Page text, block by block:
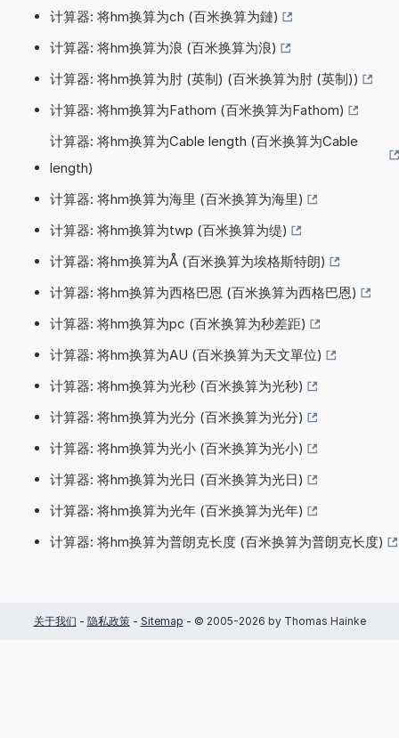
计算器: 将hm换算为ch (百米换算为鏈)
计算器: 将hm换算为浪 (百米换算为浪)
计算器: 将hm换算为肘 (英制) (百米换算为肘 (英制))
计算器: 将hm换算为Fathom (百米换算为Fathom)
计算器: 将hm换算为Cable length (百米换算为Cable
length)
计算器: 将hm换算为海里 (百米换算为海里)
计算器: 将hm换算为twp (百米换算为缇)
计算器: 将hm换算为Å (百米换算为埃格斯特朗)
计算器: 将hm换算为西格巴恩 (百米换算为西格巴恩)
计算器: 将hm换算为pc (百米换算为秒差距)
计算器: 将hm换算为AU (百米换算为天文單位)
计算器: 将hm换算为光秒 (百米换算为光秒)
计算器: 将hm换算为光分 (百米换算为光分)
计算器: 将hm换算为光小 (百米换算为光小)
计算器: 将hm换算为光日 (百米换算为光日)
计算器: 将hm换算为光年 (百米换算为光年)
计算器: 将hm换算为普朗克长度 (百米换算为普朗克长度)
关于我们 - 隐私政策- Sitemap - © 2005-2026 by Thomas Hainke